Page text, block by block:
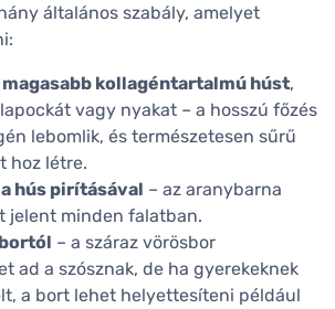
általános szabály, amelyet
kollagéntartalmú húst,
vagy nyakat – a hosszú főzés
lebomlik, és természetesen sűrű
hoz létre.
hús pirításával – az aranybarna
jelent minden falatban.
– a száraz vörösbor
ad a szósznak, de ha gyerekeknek
a bort lehet helyettesíteni például